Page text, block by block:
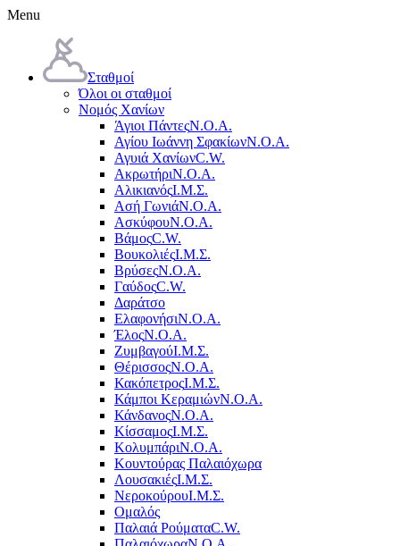
Menu
Σταθμοί
Όλοι οι σταθμοί
Νομός Χανίων
Άγιοι ΠάντεςΝ.Ο.Α.
Αγίου Ιωάννη ΣφακίωνΝ.Ο.Α.
Αγυιά ΧανίωνC.W.
ΑκρωτήριΝ.Ο.Α.
ΑλικιανόςΙ.Μ.Σ.
Ασή ΓωνιάΝ.Ο.Α.
ΑσκύφουΝ.Ο.Α.
ΒάμοςC.W.
ΒουκολιέςΙ.Μ.Σ.
ΒρύσεςΝ.Ο.Α.
ΓαύδοςC.W.
Δαράτσο
ΕλαφονήσιΝ.Ο.Α.
ΈλοςΝ.Ο.Α.
ΖυμβαγούΙ.Μ.Σ.
ΘέρισσοςΝ.Ο.Α.
ΚακόπετροςΙ.Μ.Σ.
Κάμποι ΚεραμιώνΝ.Ο.Α.
ΚάνδανοςΝ.Ο.Α.
ΚίσσαμοςΙ.Μ.Σ.
ΚολυμπάριΝ.Ο.Α.
Κουντούρας Παλαιόχωρα
ΛουσακιέςΙ.Μ.Σ.
ΝεροκούρουΙ.Μ.Σ.
Ομαλός
Παλαιά ΡούματαC.W.